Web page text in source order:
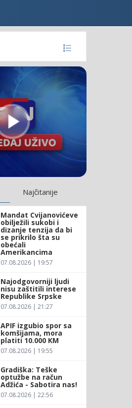
Najčitanije
Mandat Cvijanovićeve
obilježili sukobi i
dizanje tenzija da bi
se prikrilo šta su
obećali
Amerikancima
07.08.2026 | 19:57
Najodgovorniji ljudi
nisu zaštitili interese
Republike Srpske
07.08.2026 | 21:27
APIF izgubio spor sa
komšijama, mora
platiti 10.000 KM
07.08.2026 | 19:55
Gradiška: Teške
optužbe na račun
Adžića - Sabotira nas!
07.08.2026 | 22:56